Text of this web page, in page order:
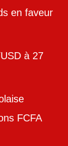
en faveur
à 27
FCFA